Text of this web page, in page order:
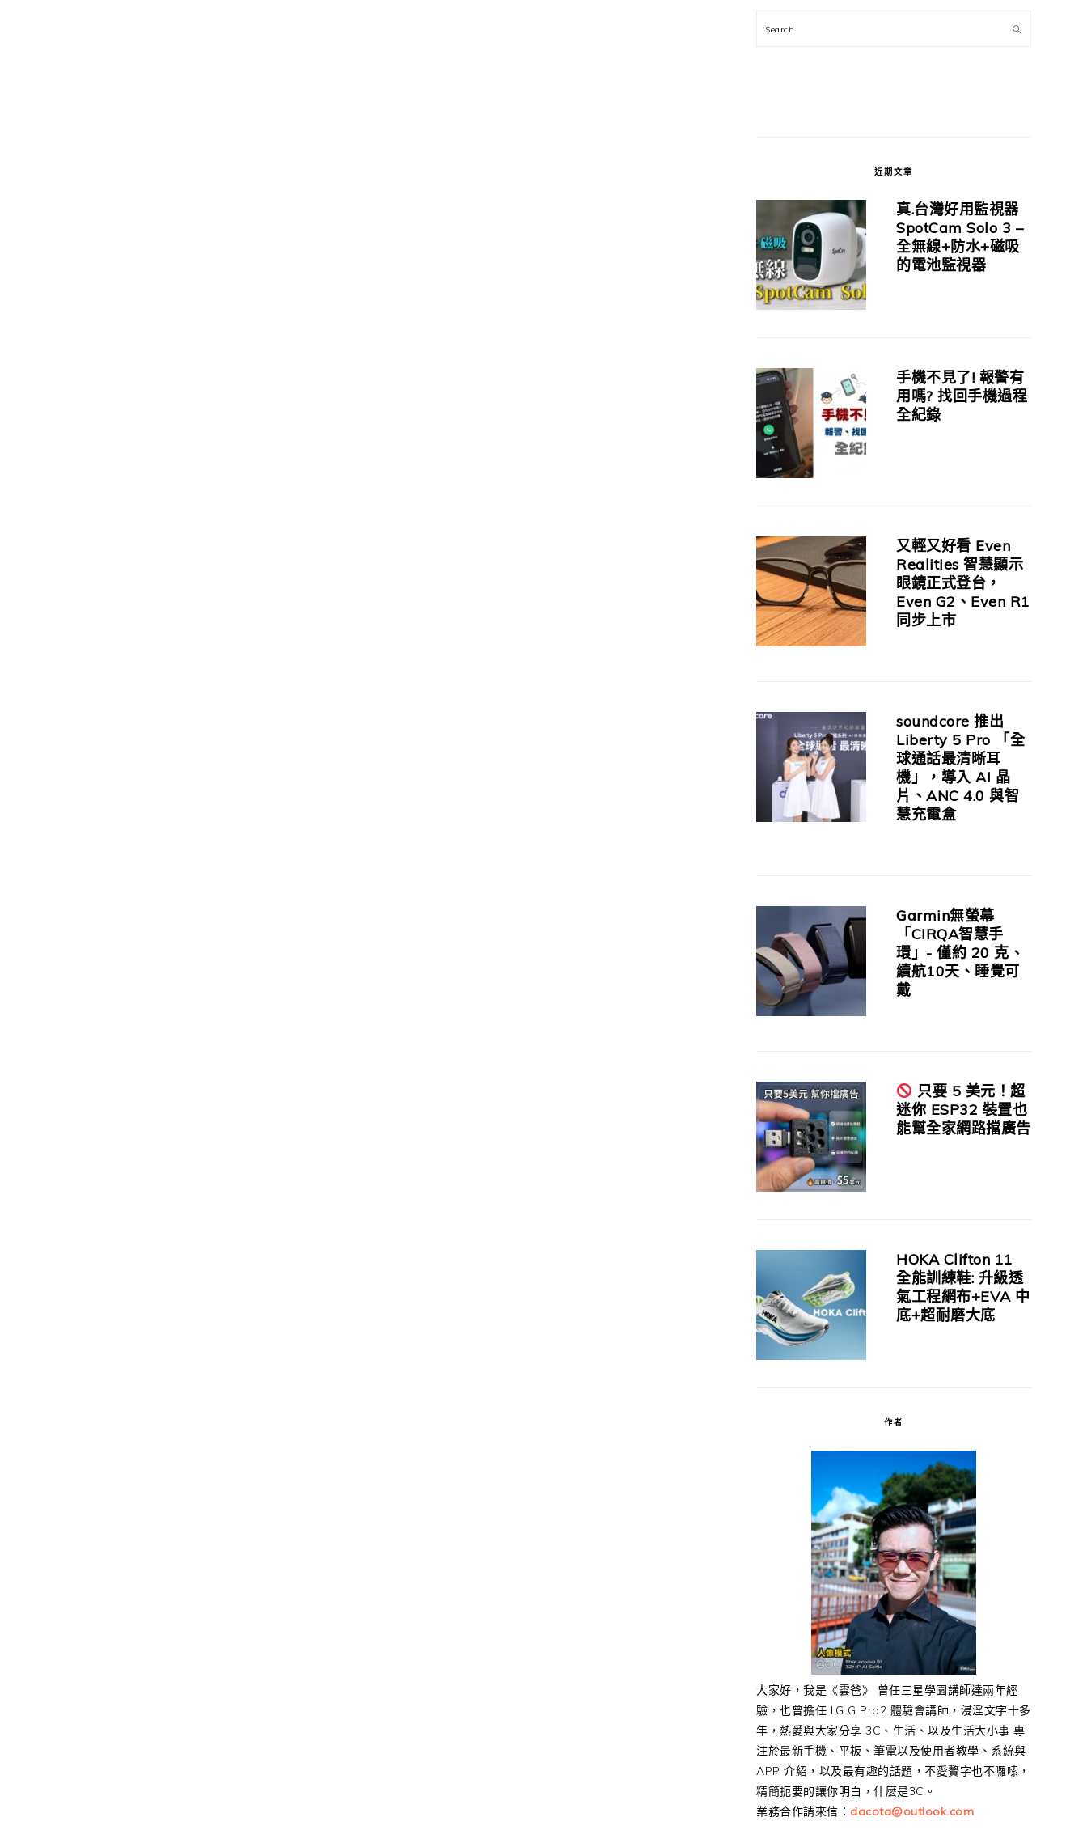
Search
近期文章
真.台灣好用監視器
SpotCam Solo 3 –
全無線+防水+磁吸
的電池監視器
手機不見了! 報警有
用嗎? 找回手機過程
全紀錄
又輕又好看 Even
Realities 智慧顯示
眼鏡正式登台，
Even G2、Even R1
同步上市
soundcore 推出
Liberty 5 Pro 「全
球通話最清晰耳
機」，導入 AI 晶
片、ANC 4.0 與智
慧充電盒
Garmin無螢幕
「CIRQA智慧手
環」- 僅約 20 克、
續航10天、睡覺可
戴
只要 5 美元！超
迷你 ESP32 裝置也
能幫全家網路擋廣告
HOKA Clifton 11
全能訓練鞋: 升級透
氣工程網布+EVA 中
底+超耐磨大底
作者
大家好，我是《雲爸》 曾任三星學園講師達兩年經
驗，也曾擔任 LG G Pro2 體驗會講師，浸淫文字十多
年，熱愛與大家分享 3C、生活、以及生活大小事 專
注於最新手機、平板、筆電以及使用者教學、系統與
APP 介紹，以及最有趣的話題，不愛贅字也不囉嗦，
精簡扼要的讓你明白，什麼是3C。
業務合作請來信： dacota@outlook.com